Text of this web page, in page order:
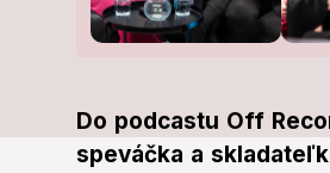
kamere
Slovenská
Do podcastu Off
speváčka a